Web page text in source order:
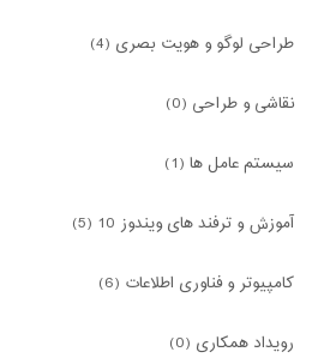
طراحی لوگو و هویت بصری (4)
نقاشی و طراحی (0)
سیستم عامل ها (1)
آموزش و ترفند های ویندوز 10 (5)
کامپیوتر و فناوری اطلاعات (6)
رویداد همکاری (0)